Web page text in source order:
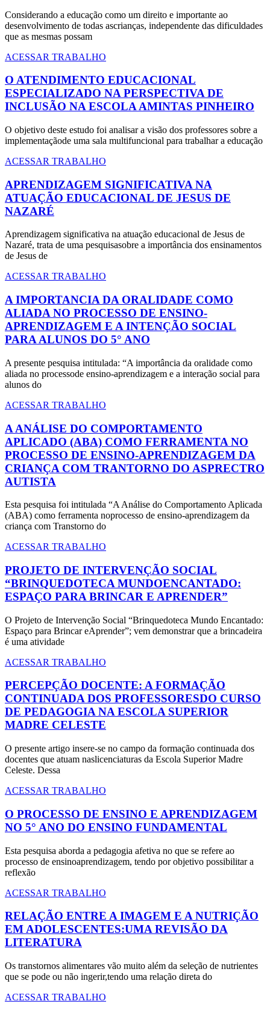
Considerando a educação como um direito e importante ao
desenvolvimento de todas ascrianças, independente das dificuldades
que as mesmas possam
ACESSAR TRABALHO
O ATENDIMENTO EDUCACIONAL
ESPECIALIZADO NA PERSPECTIVA DE
INCLUSÃO NA ESCOLA AMINTAS PINHEIRO
O objetivo deste estudo foi analisar a visão dos professores sobre a
implementaçãode uma sala multifuncional para trabalhar a educação
ACESSAR TRABALHO
APRENDIZAGEM SIGNIFICATIVA NA
ATUAÇÃO EDUCACIONAL DE JESUS DE
NAZARÉ
Aprendizagem significativa na atuação educacional de Jesus de
Nazaré, trata de uma pesquisasobre a importância dos ensinamentos
de Jesus de
ACESSAR TRABALHO
A IMPORTANCIA DA ORALIDADE COMO
ALIADA NO PROCESSO DE ENSINO-
APRENDIZAGEM E A INTENÇÃO SOCIAL
PARA ALUNOS DO 5° ANO
A presente pesquisa intitulada: “A importância da oralidade como
aliada no processode ensino-aprendizagem e a interação social para
alunos do
ACESSAR TRABALHO
A ANÁLISE DO COMPORTAMENTO
APLICADO (ABA) COMO FERRAMENTA NO
PROCESSO DE ENSINO-APRENDIZAGEM DA
CRIANÇA COM TRANTORNO DO ASPRECTRO
AUTISTA
Esta pesquisa foi intitulada “A Análise do Comportamento Aplicada
(ABA) como ferramenta noprocesso de ensino-aprendizagem da
criança com Transtorno do
ACESSAR TRABALHO
PROJETO DE INTERVENÇÃO SOCIAL
“BRINQUEDOTECA MUNDOENCANTADO:
ESPAÇO PARA BRINCAR E APRENDER”
O Projeto de Intervenção Social “Brinquedoteca Mundo Encantado:
Espaço para Brincar eAprender”; vem demonstrar que a brincadeira
é uma atividade
ACESSAR TRABALHO
PERCEPÇÃO DOCENTE: A FORMAÇÃO
CONTINUADA DOS PROFESSORESDO CURSO
DE PEDAGOGIA NA ESCOLA SUPERIOR
MADRE CELESTE
O presente artigo insere-se no campo da formação continuada dos
docentes que atuam naslicenciaturas da Escola Superior Madre
Celeste. Dessa
ACESSAR TRABALHO
O PROCESSO DE ENSINO E APRENDIZAGEM
NO 5° ANO DO ENSINO FUNDAMENTAL
Esta pesquisa aborda a pedagogia afetiva no que se refere ao
processo de ensinoaprendizagem, tendo por objetivo possibilitar a
reflexão
ACESSAR TRABALHO
RELAÇÃO ENTRE A IMAGEM E A NUTRIÇÃO
EM ADOLESCENTES:UMA REVISÃO DA
LITERATURA
Os transtornos alimentares vão muito além da seleção de nutrientes
que se pode ou não ingerir,tendo uma relação direta do
ACESSAR TRABALHO